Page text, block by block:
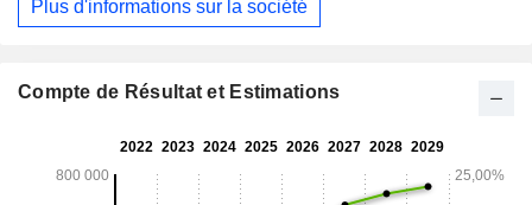
de football, de tennis, de golf et d’autres écoles, ainsi qu’à la
Plus d'informations sur la société
Compte de Résultat et Estimations